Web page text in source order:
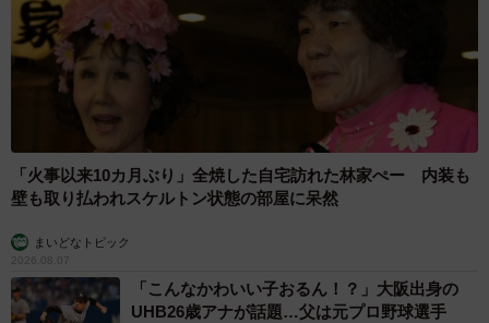
「火事以来10カ月ぶり」全焼した自宅訪れた林家ぺー 内装も
壁も取り払われスケルトン状態の部屋に呆然
まいどなトピック
2026.08.07
「こんなかわいい子おるん！？」大阪出身の
UHB26歳アナが話題…父は元プロ野球選手